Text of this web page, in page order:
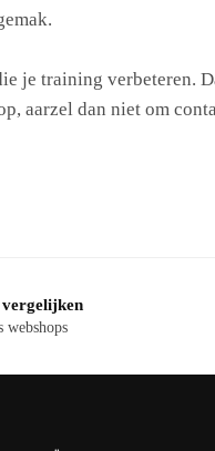
je training verbeteren.
aarzel dan niet om
vergelijken
webshops